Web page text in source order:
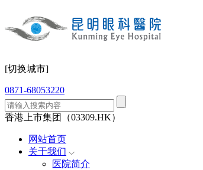
[切换城市]
0871-68053220
香港上市集团（03309.HK）
网站首页
关于我们
医院简介